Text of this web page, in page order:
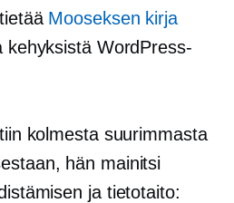
Mooseksen kirja
kehyksistä WordPress-
kolmesta suurimmasta
hän mainitsi
ja tietotaito: